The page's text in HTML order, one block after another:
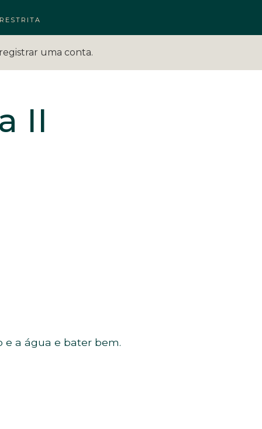
uma conta.
II
e a água e bater bem.